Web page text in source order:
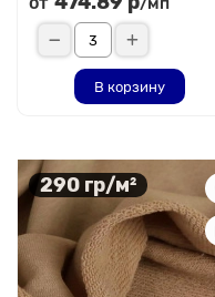
В корзину
290 гр/м²